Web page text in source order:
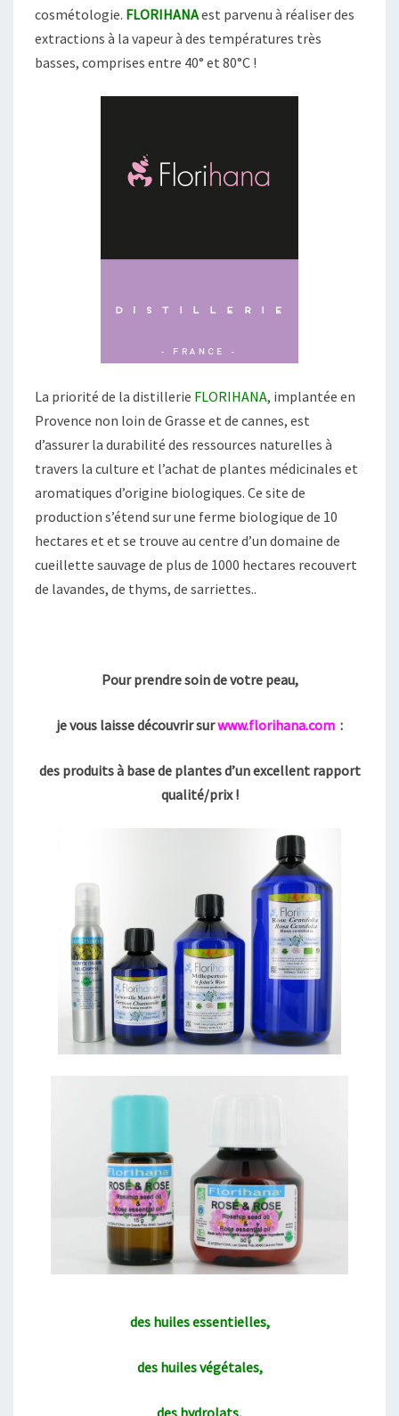
cosmétologie. FLORIHANAest parvenu à réaliser des
extractions à la vapeur à des températures très
basses, comprises entre 40° et 80°C !
La priorité de la distillerie FLORIHANA, implantée en
Provence non loin de Grasse et de cannes, est
d’assurer la durabilité des ressources naturelles à
travers la culture et l’achat de plantes médicinales et
aromatiques d’origine biologiques. Ce site de
production s’étend sur une ferme biologique de 10
hectares et et se trouve au centre d’un domaine de
cueillette sauvage de plus de 1000 hectares recouvert
de lavandes, de thyms, de sarriettes..
Pour prendre soin de votre peau,
je vous laisse découvrirsurwww.florihana.com :
des produits à base de plantes d’un excellent rapport
qualité/prix !
des huiles essentielles,
des huiles végétales,
des hydrolats,